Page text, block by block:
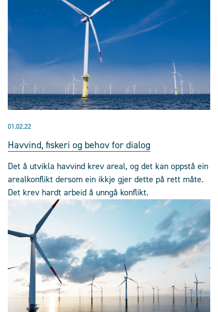
01.02.22
Havvind, fiskeri og behov for dialog
Det å utvikla havvind krev areal, og det kan oppstå ein
arealkonflikt dersom ein ikkje gjer dette på rett måte.
Det krev hardt arbeid å unngå konflikt.